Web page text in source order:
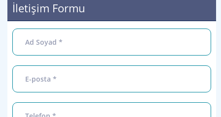
İletişim Formu